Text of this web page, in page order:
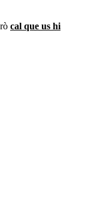
cal que us hi